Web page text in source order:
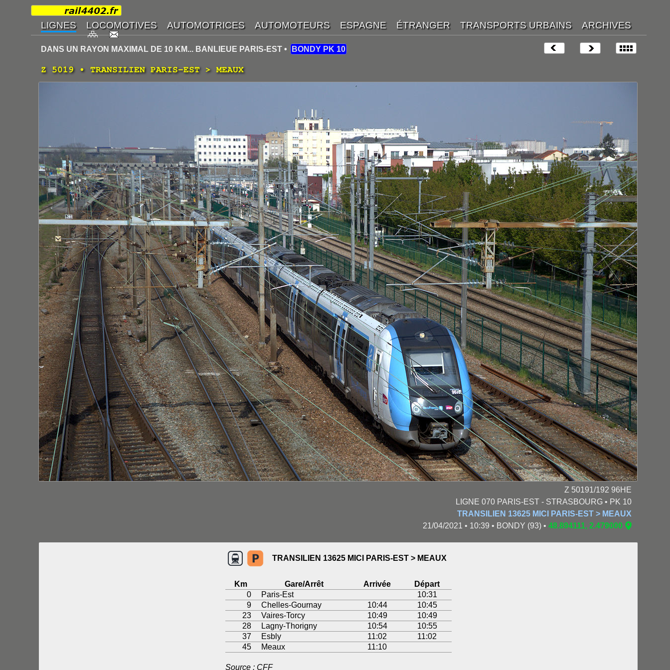
DANS UN RAYON MAXIMAL DE 10 KM... BANLIEUE PARIS-EST • BONDY PK 10
Z 5019 • TRANSILIEN PARIS-EST > MEAUX
Z 50191/192 96HE
LIGNE 070 PARIS-EST - STRASBOURG • PK 10
TRANSILIEN 13625 MICI PARIS-EST > MEAUX
21/04/2021 • 10:39 • BONDY (93) • 48.894111, 2.479000
TRANSILIEN 13625 MICI PARIS-EST > MEAUX
Km Gare/Arrêt Arrivée
Départ
0
Paris-Est
10:31
9
Chelles-Gournay 10:44
10:45
23
Vaires-Torcy 10:49
10:49
28
Lagny-Thorigny 10:54
10:55
37
Esbly 11:02
11:02
45
Meaux 11:10
Source : CFF